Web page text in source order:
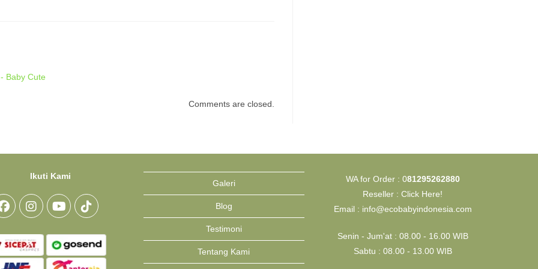
Baby Cute
Comments are closed.
Ikuti Kami
in
a
in
a
in
a
a
Galeri
Blog
Testimoni
Tentang Kami
WA for Order : 081295262880
Reseller :Click Here!
Email : info@ecobabyindonesia.com
Senin - Jum'at : 08.00 - 16.00 WIB
Sabtu : 08.00 - 13.00 WIB